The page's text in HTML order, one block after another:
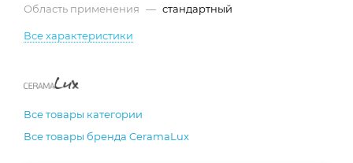
Область применения — стандартный
Все характеристики
Все товары категории
Все товары бренда CeramaLux